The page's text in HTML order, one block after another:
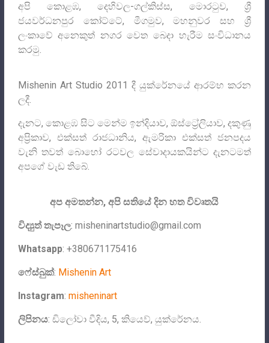
අපි කොළඹ, දෙහිවල-ගල්කිස්ස, මොරටුව, ශ්‍රී
ජයවර්ධනපුර කෝට්ටේ, මීගමුව, මහනුවර සහ ශ්‍රී
ලංකාවේ අනෙකුත් නගර වෙත බෙදා හැරීම සංවිධානය
කරමු.
Mishenin Art Studio 2011 දී යුක්රේනයේ ආරම්භ කරන
ලදී.
දැනට, කොළඹ සිට මෙන්ම ඉන්දියාව, ඕස්ට්‍රේලියාව, දකුණු
අප්‍රිකාව, එක්සත් රාජධානිය, ඇමරිකා එක්සත් ජනපදය
වැනි තවත් බොහෝ රටවල සේවාදායකයින්ට දැනටමත්
අපගේ වැඩ තිබේ.
අප අමතන්න, අපි සතියේ දින හත විවෘතයි
විද්‍යුත් තැපෑල: misheninartstudio@gmail.com
Whatsapp: +380671175416
ෆේස්බුක්: Mishenin Art
Instagram: misheninart
ලිපිනය: ඩිලෝවා වීදිය, 5, කියෙව්, යුක්රේනය.